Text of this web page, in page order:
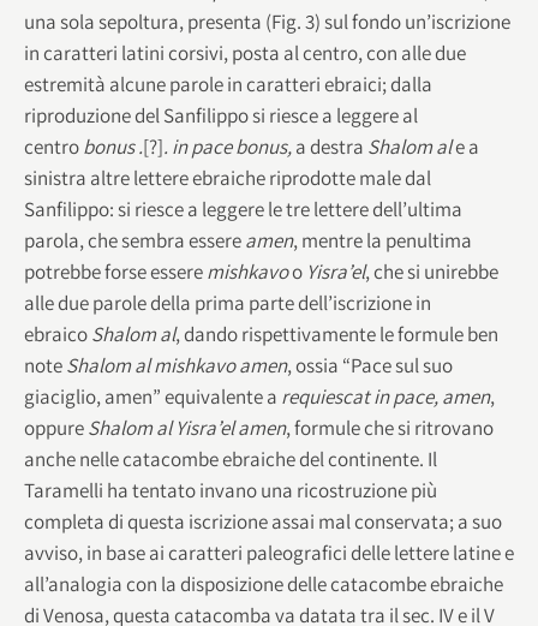
una sola sepoltura, presenta (Fig. 3) sul fondo un’iscrizione
in caratteri latini corsivi, posta al centro, con alle due
estremità alcune parole in caratteri ebraici; dalla
riproduzione del Sanfilippo si riesce a leggere al
centrobonus .[?]. in pace bonus,a destra Shalom ale a
sinistra altre lettere ebraiche riprodotte male dal
Sanfilippo: si riesce a leggere le tre lettere dell’ultima
parola, che sembra essereamen, mentre la penultima
potrebbe forse esseremishkavoo Yisra’el, che si unirebbe
alle due parole della prima parte dell’iscrizione in
ebraicoShalom al, dando rispettivamente le formule ben
noteShalom al mishkavo amen, ossia “Pace sul suo
giaciglio, amen” equivalente a requiescat in pace, amen,
oppureShalom al Yisra’el amen,formule che si ritrovano
anche nelle catacombe ebraiche del continente. Il
Taramelli ha tentato invano una ricostruzione più
completa di questa iscrizione assai mal conservata; a suo
avviso, in base ai caratteri paleografici delle lettere latine e
all’analogia con la disposizione delle catacombe ebraiche
di Venosa, questa catacomba va datata tra il sec. IV e il V